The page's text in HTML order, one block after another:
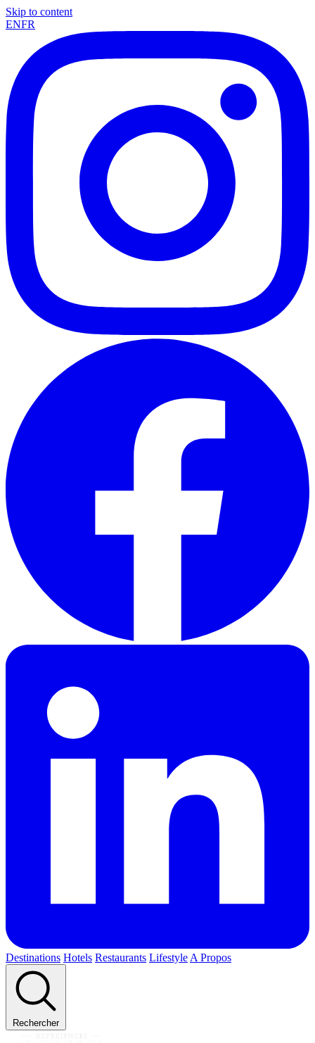
Skip to content
ENFR
Destinations Hotels Restaurants Lifestyle A Propos
Rechercher